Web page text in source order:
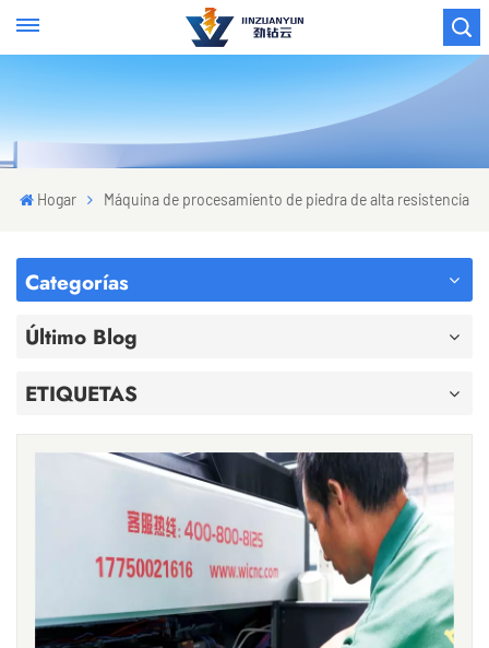
Hogar Máquina de procesamiento de piedra de alta resistencia
Categorías
Último Blog
ETIQUETAS